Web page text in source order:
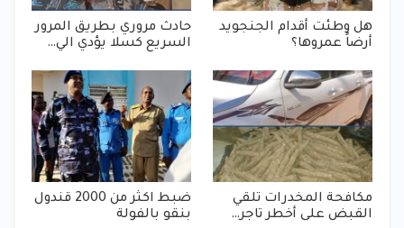
هل وطئت أقدام الجنجويد
أرضاً عمروها؟
حادث مروري بطريق المرور
السريع كسلا يؤدي الي…
مكافحة المخدرات تلقي
القبض على أخطر تاجر…
ضبط اكثر من 2000 قندول
بنقو بالفولة